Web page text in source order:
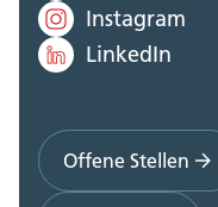
Instagram
LinkedIn
Offene Stellen